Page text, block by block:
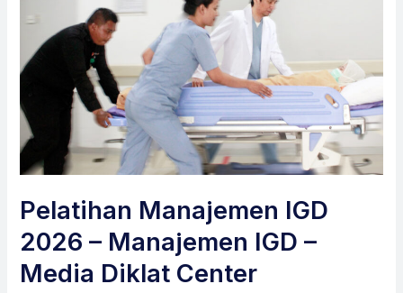
Pelatihan Manajemen IGD
2026 – Manajemen IGD –
Media Diklat Center